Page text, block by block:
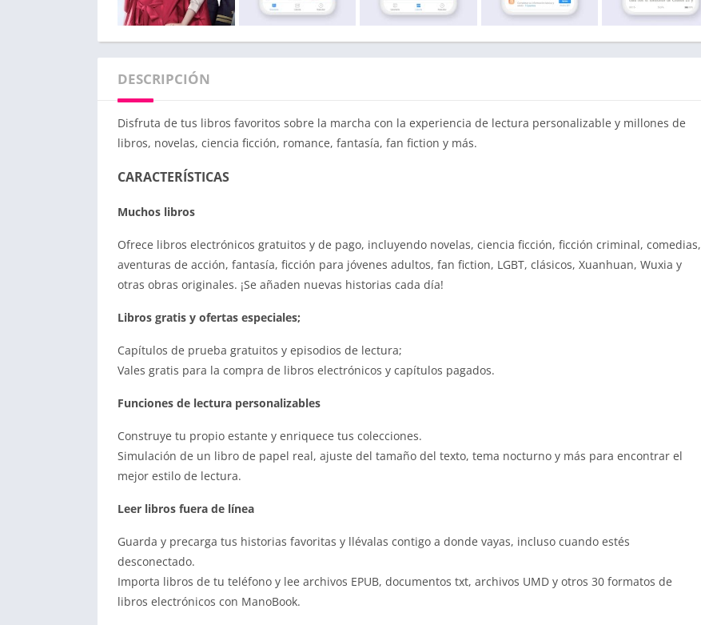
DESCRIPCIÓN
Disfruta de tus libros favoritos sobre la marcha con la experiencia de lectura personalizable y millones de
libros, novelas, ciencia ficción, romance, fantasía, fan fiction y más.
CARACTERÍSTICAS
Muchos libros
Ofrece libros electrónicos gratuitos y de pago, incluyendo novelas, ciencia ficción, ficción criminal, comedias,
aventuras de acción, fantasía, ficción para jóvenes adultos, fan fiction, LGBT, clásicos, Xuanhuan, Wuxia y
otras obras originales. ¡Se añaden nuevas historias cada día!
Libros gratis y ofertas especiales;
Capítulos de prueba gratuitos y episodios de lectura;
Vales gratis para la compra de libros electrónicos y capítulos pagados.
Funciones de lectura personalizables
Construye tu propio estante y enriquece tus colecciones.
Simulación de un libro de papel real, ajuste del tamaño del texto, tema nocturno y más para encontrar el
mejor estilo de lectura.
Leer libros fuera de línea
Guarda y precarga tus historias favoritas y llévalas contigo a donde vayas, incluso cuando estés
desconectado.
Importa libros de tu teléfono y lee archivos EPUB, documentos txt, archivos UMD y otros 30 formatos de
libros electrónicos con ManoBook.